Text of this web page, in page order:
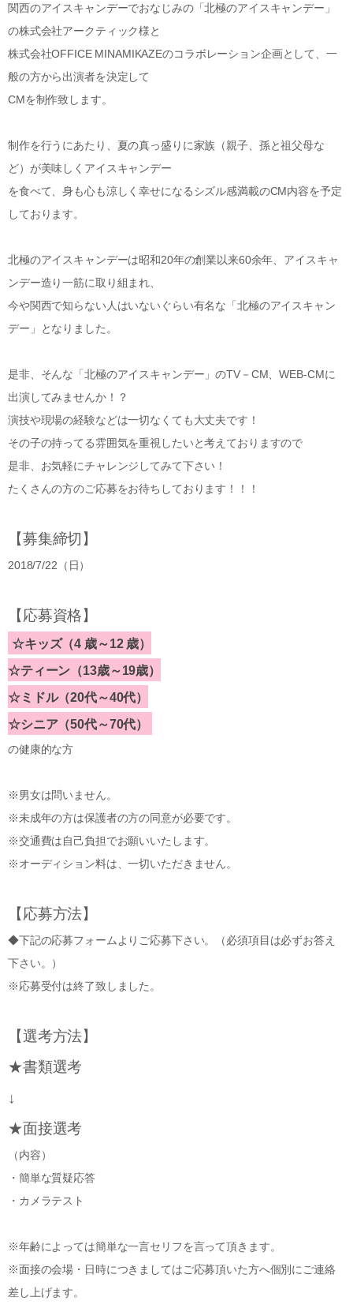
関西のアイスキャンデーでおなじみの「北極のアイスキャンデー」
の株式会社アークティック様と
株式会社OFFICE MINAMIKAZEのコラボレーション企画として、一
般の方から出演者を決定して
CMを制作致します。
制作を行うにあたり、夏の真っ盛りに家族（親子、孫と祖父母な
ど）が美味しくアイスキャンデー
を食べて、身も心も涼しく幸せになるシズル感満載のCM内容を予定
しております。
北極のアイスキャンデーは昭和20年の創業以来60余年、アイスキャ
ンデー造り一筋に取り組まれ、
今や関西で知らない人はいないぐらい有名な「北極のアイスキャン
デー」となりました。
是非、そんな「北極のアイスキャンデー」のTV－CM、WEB-CMに
出演してみませんか！？
演技や現場の経験などは一切なくても大丈夫です！
その子の持ってる雰囲気を重視したいと考えておりますので
是非、お気軽にチャレンジしてみて下さい！
たくさんの方のご応募をお待ちしております！！！
【募集締切】
2018/7/22（日）
【応募資格】
☆キッズ（4 歳～12 歳）
☆ティーン（13歳～19歳）
☆ミドル（20代～40代）
☆シニア（50代～70代）
の健康的な方
※男女は問いません。
※未成年の方は保護者の方の同意が必要です。
※交通費は自己負担でお願いいたします。
※オーディション料は、一切いただきません。
【応募方法】
◆下記の応募フォームよりご応募下さい。（必須項目は必ずお答え
下さい。）
※応募受付は終了致しました。
【選考方法】
★書類選考
↓
★面接選考
（内容）
・簡単な質疑応答
・カメラテスト
※年齢によっては簡単な一言セリフを言って頂きます。
※面接の会場・日時につきましてはご応募頂いた方へ個別にご連絡
差し上げます。